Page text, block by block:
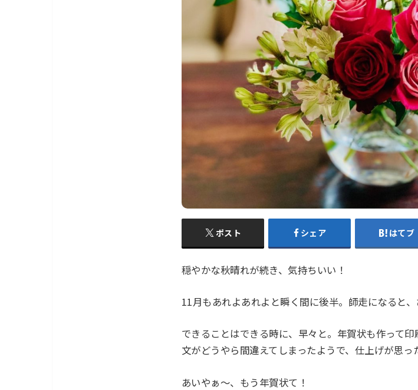
ポスト シェア はてブ
穏やかな秋晴れが続き、気持ちいい！
11月もあれよあれよと瞬く間に後半。師走になると
できることはできる時に、早々と。年賀状も作って
文がどうやら間違えてしまったようで、仕上げが思っ
あいやぁ〜、もう年賀状て！